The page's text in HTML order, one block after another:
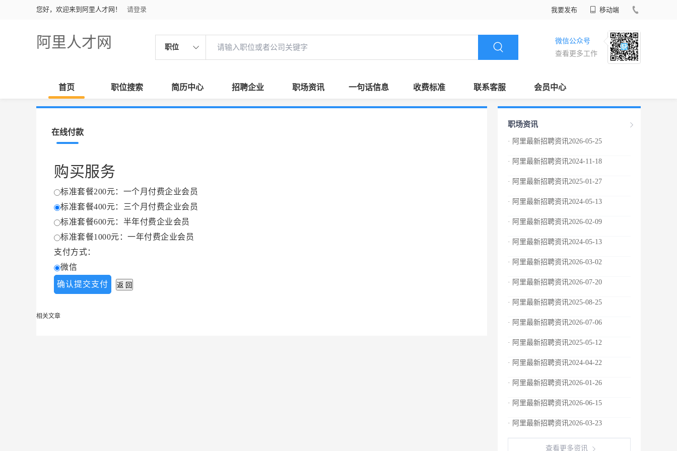
您好，欢迎来到阿里人才网！ 请登录 我要发布 移动端
阿里人才网 职位
微信公众号
查看更多工作
首页 职位搜索 简历中心 招聘企业 职场资讯 一句话信息 收费标准 联系客服 会员中心
在线付款
购买服务
标准套餐200元：一个月付费企业会员
标准套餐400元：三个月付费企业会员
标准套餐600元：半年付费企业会员
标准套餐1000元：一年付费企业会员
支付方式：
微信
相关文章
职场资讯
· 阿里最新招聘资讯2026-05-25
· 阿里最新招聘资讯2024-11-18
· 阿里最新招聘资讯2025-01-27
· 阿里最新招聘资讯2024-05-13
· 阿里最新招聘资讯2026-02-09
· 阿里最新招聘资讯2024-05-13
· 阿里最新招聘资讯2026-03-02
· 阿里最新招聘资讯2026-07-20
· 阿里最新招聘资讯2025-08-25
· 阿里最新招聘资讯2026-07-06
· 阿里最新招聘资讯2025-05-12
· 阿里最新招聘资讯2024-04-22
· 阿里最新招聘资讯2026-01-26
· 阿里最新招聘资讯2026-06-15
· 阿里最新招聘资讯2026-03-23
查看更多资讯